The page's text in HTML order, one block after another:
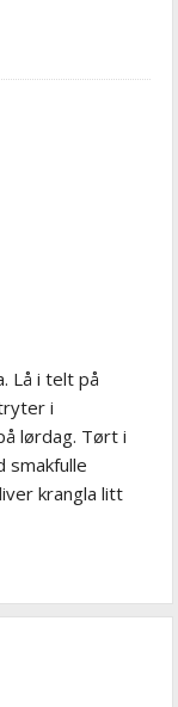
Lå i telt på
i
lørdag. Tørt i
smakfulle
krangla litt